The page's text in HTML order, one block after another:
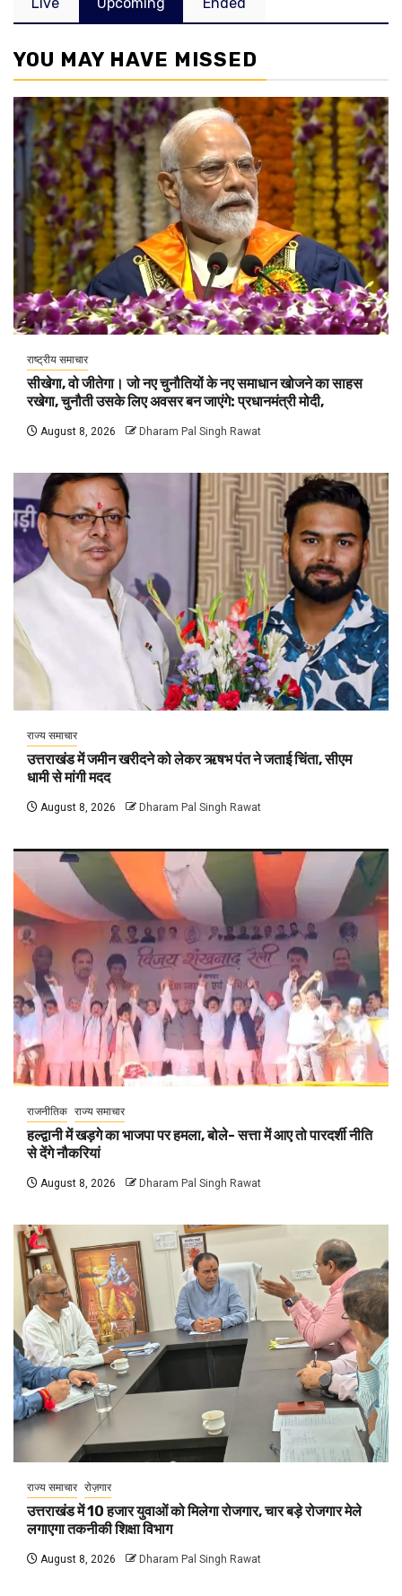
YOU MAY HAVE MISSED
राष्ट्रीय समाचार
सीखेगा, वो जीतेगा। जो नए चुनौतियों के नए समाधान खोजने का साहस
रखेगा, चुनौती उसके लिए अवसर बन जाएंगे: प्रधानमंत्री मोदी,
August 8, 2026 Dharam Pal Singh Rawat
राज्य समाचार
उत्तराखंड में जमीन खरीदने को लेकर ऋषभ पंत ने जताई चिंता, सीएम
धामी से मांगी मदद
August 8, 2026 Dharam Pal Singh Rawat
राजनीतिक राज्य समाचार
हल्द्वानी में खड़गे का भाजपा पर हमला, बोले- सत्ता में आए तो पारदर्शी नीति
से देंगे नौकरियां
August 8, 2026 Dharam Pal Singh Rawat
राज्य समाचार रोज़गार
उत्तराखंड में 10 हजार युवाओं को मिलेगा रोजगार, चार बड़े रोजगार मेले
लगाएगा तकनीकी शिक्षा विभाग
August 8, 2026 Dharam Pal Singh Rawat